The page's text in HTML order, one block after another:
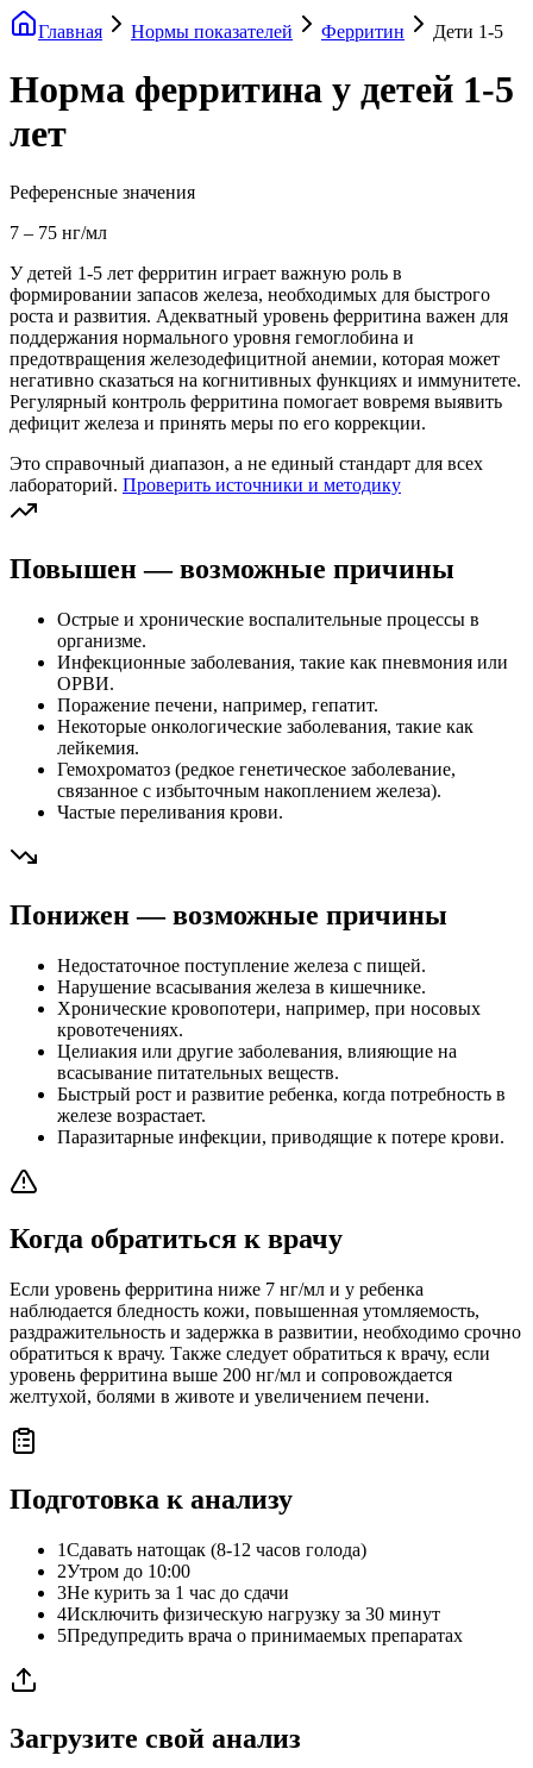
Главная Нормы показателей Ферритин Дети 1-5
Норма ферритина у детей 1-5
лет
Референсные значения
7 – 75 нг/мл
У детей 1-5 лет ферритин играет важную роль в
формировании запасов железа, необходимых для быстрого
роста и развития. Адекватный уровень ферритина важен для
поддержания нормального уровня гемоглобина и
предотвращения железодефицитной анемии, которая может
негативно сказаться на когнитивных функциях и иммунитете.
Регулярный контроль ферритина помогает вовремя выявить
дефицит железа и принять меры по его коррекции.
Это справочный диапазон, а не единый стандарт для всех
лабораторий. Проверить источники и методику
Повышен — возможные причины
Острые и хронические воспалительные процессы в
организме.
Инфекционные заболевания, такие как пневмония или
ОРВИ.
Поражение печени, например, гепатит.
Некоторые онкологические заболевания, такие как
лейкемия.
Гемохроматоз (редкое генетическое заболевание,
связанное с избыточным накоплением железа).
Частые переливания крови.
Понижен — возможные причины
Недостаточное поступление железа с пищей.
Нарушение всасывания железа в кишечнике.
Хронические кровопотери, например, при носовых
кровотечениях.
Целиакия или другие заболевания, влияющие на
всасывание питательных веществ.
Быстрый рост и развитие ребенка, когда потребность в
железе возрастает.
Паразитарные инфекции, приводящие к потере крови.
Когда обратиться к врачу
Если уровень ферритина ниже 7 нг/мл и у ребенка
наблюдается бледность кожи, повышенная утомляемость,
раздражительность и задержка в развитии, необходимо срочно
обратиться к врачу. Также следует обратиться к врачу, если
уровень ферритина выше 200 нг/мл и сопровождается
желтухой, болями в животе и увеличением печени.
Подготовка к анализу
1Сдавать натощак (8-12 часов голода)
2Утром до 10:00
3Не курить за 1 час до сдачи
4Исключить физическую нагрузку за 30 минут
5Предупредить врача о принимаемых препаратах
Загрузите свой анализ